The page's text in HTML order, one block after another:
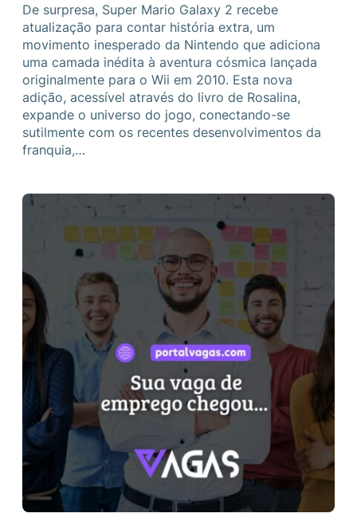
De surpresa, Super Mario Galaxy 2 recebe
atualização para contar história extra, um
movimento inesperado da Nintendo que adiciona
uma camada inédita à aventura cósmica lançada
originalmente para o Wii em 2010. Esta nova
adição, acessível através do livro de Rosalina,
expande o universo do jogo, conectando-se
sutilmente com os recentes desenvolvimentos da
franquia,…